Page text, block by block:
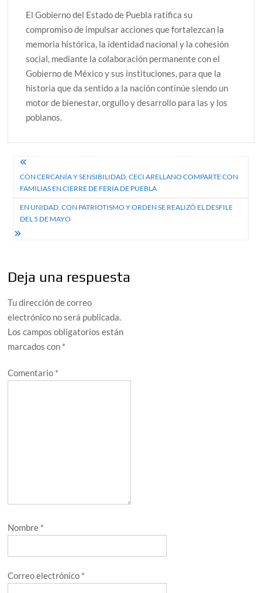
El Gobierno del Estado de Puebla ratifica su
compromiso de impulsar acciones que fortalezcan la
memoria histórica, la identidad nacional y la cohesión
social, mediante la colaboración permanente con el
Gobierno de México y sus instituciones, para que la
historia que da sentido a la nación continúe siendo un
motor de bienestar, orgullo y desarrollo para las y los
poblanos.
Navegación
de
entradas
CON CERCANÍA Y SENSIBILIDAD, CECI ARELLANO COMPARTE CON
FAMILIAS EN CIERRE DE FERIA DE PUEBLA
EN UNIDAD, CON PATRIOTISMO Y ORDEN SE REALIZÓ EL DESFILE
DEL 5 DE MAYO
Deja una respuesta
Tu dirección de correo
electrónico no será publicada.
Los campos obligatorios están
marcados con *
Comentario *
Nombre *
Correo electrónico *